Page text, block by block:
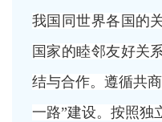
我国同世界各国的
国家的睦邻友好关
结与合作。遵循共
一路”建设。按照独